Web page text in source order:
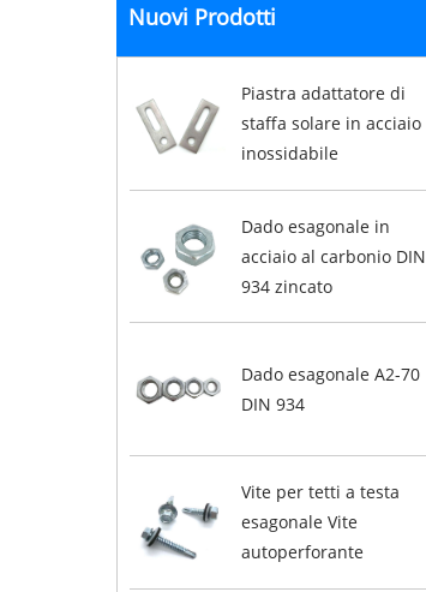
Nuovi Prodotti
Piastra adattatore di
staffa solare in acciaio
inossidabile
Dado esagonale in
acciaio al carbonio DIN
934 zincato
Dado esagonale A2-70
DIN 934
Vite per tetti a testa
esagonale Vite
autoperforante